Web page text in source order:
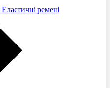
Еластичні ремені